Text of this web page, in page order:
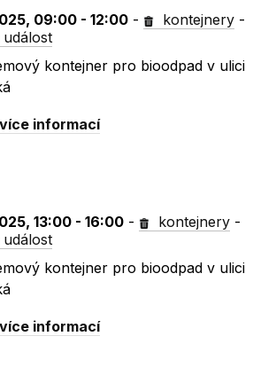
09:00 - 12:00 - kontejnery -
kontejner pro bioodpad v ulici
informací
13:00 - 16:00 - kontejnery -
kontejner pro bioodpad v ulici
informací